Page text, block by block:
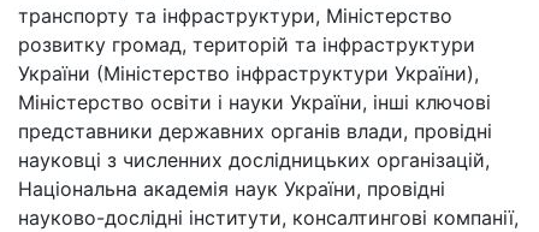
транспорту та інфраструктури, Міністерство
розвитку громад, територій та інфраструктури
України (Міністерство інфраструктури України),
Міністерство освіти і науки України, інші ключові
представники державних органів влади, провідні
науковці з численних дослідницьких організацій,
Національна академія наук України, провідні
науково-дослідні інститути, консалтингові компанії,